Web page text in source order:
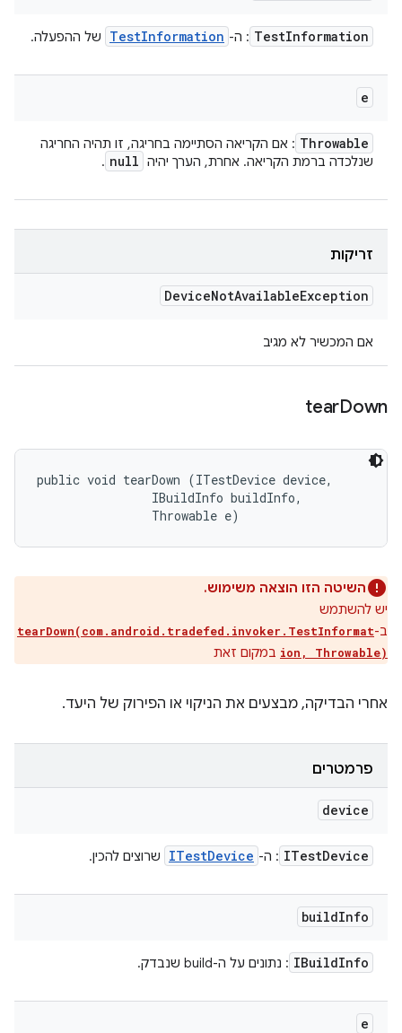
TestInformation : ה- TestInformation של ההפעלה.
e
Throwable : אם הקריאה הסתיימה בחריגה, זו תהיה החריגה
שנלכדה ברמת הקריאה. אחרת, הערך יהיה null
.
זריקות
DeviceNotAvailableException
אם המכשיר לא מגיב
tearDown
public void tearDown (ITestDevice device,
                IBuildInfo buildInfo,
                Throwable e)
השיטה הזו הוצאה משימוש.
יש להשתמש
ב-tearDown(com.android.tradefed.invoker.TestInformat
ion, Throwable) במקום זאת
אחרי הבדיקה, מבצעים את הניקוי או הפירוק של היעד.
פרמטרים
device
ITestDevice : ה- ITestDevice שרוצים להכין.
buildInfo
IBuildInfo : נתונים על ה-build שנבדק.
e